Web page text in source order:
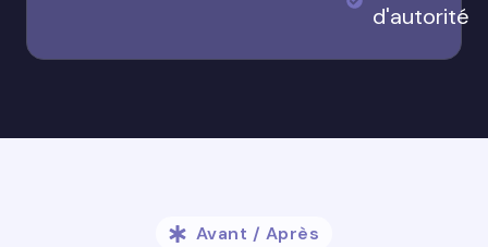
d'autorité
Avant / Après